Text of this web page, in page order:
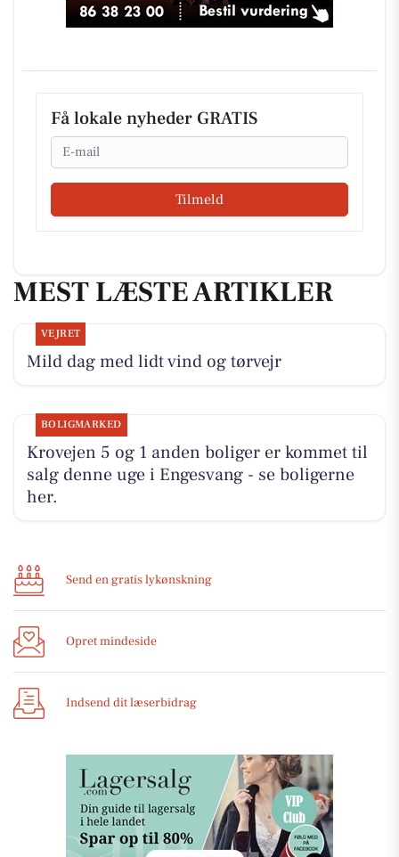
Få lokale nyheder GRATIS
Email
Tilmeld
MEST LÆSTE ARTIKLER
VEJRET
Mild dag med lidt vind og tørvejr
BOLIGMARKED
Krovejen 5 og 1 anden boliger er kommet til
salg denne uge i Engesvang - se boligerne
her.
Send en gratis lykønskning
Opret mindeside
Indsend dit læserbidrag